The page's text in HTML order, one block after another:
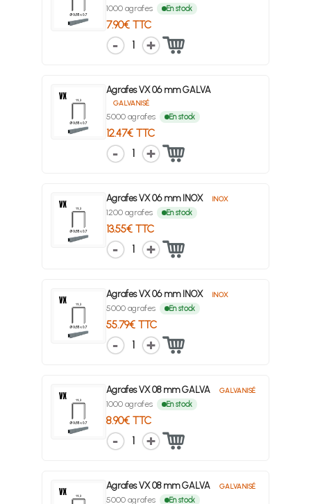
1000 agrafes En stock
7.90€ TTC
1
Agrafes VX 06 mm GALVA
GALVANISÉ
5000 agrafes En stock
12.47€ TTC
1
Agrafes VX 06 mm INOX INOX
1200 agrafes En stock
13.55€ TTC
1
Agrafes VX 06 mm INOX INOX
5000 agrafes En stock
55.79€ TTC
1
Agrafes VX 08 mm GALVA GALVANISÉ
1000 agrafes En stock
8.90€ TTC
1
Agrafes VX 08 mm GALVA GALVANISÉ
5000 agrafes En stock